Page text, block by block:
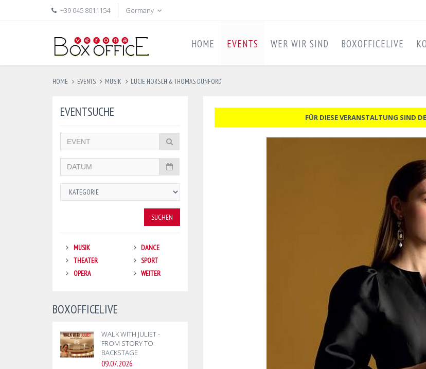
+39 045 8011154 Germany
HOME EVENTS WER WIR SIND BOXOFFICELIVE
HOME EVENTS MUSIK LUCIE HORSCH & THOMAS DUNFORD
EVENTSUCHE
SUCHEN
MUSIK
THEATER
OPERA
DANCE
SPORT
WEITER
BOXOFFICELIVE
WALK WITH JULIET -
FROM STORY TO
BACKSTAGE
09.07.2026
FÜR DIESE VERANSTALTUNG SIND